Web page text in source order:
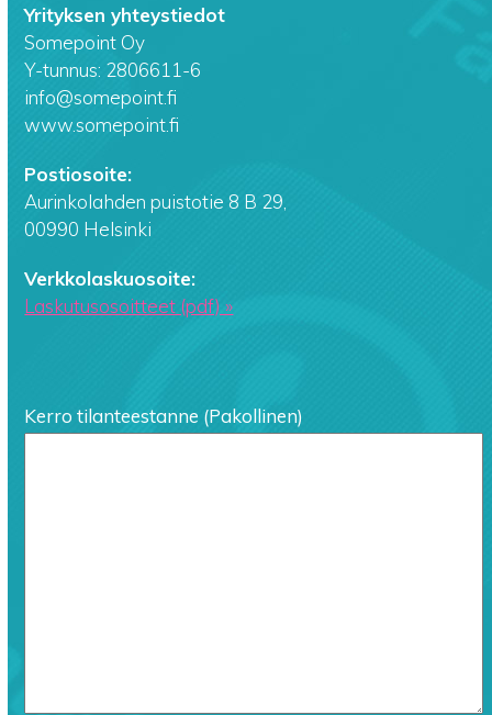
Yrityksen yhteystiedot
Somepoint Oy
Y-tunnus: 2806611-6
info@somepoint.fi
www.somepoint.fi
Postiosoite:
Aurinkolahden puistotie 8 B 29,
00990 Helsinki
Verkkolaskuosoite:
Laskutusosoitteet (pdf) »
Kerro tilanteestanne (Pakollinen)